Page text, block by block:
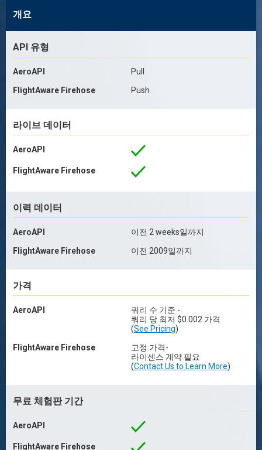
개요
API 유형
AeroAPI
Pull
FlightAware Firehose
Push
라이브 데이터
AeroAPI
FlightAware Firehose
이력 데이터
AeroAPI
이전 2 weeks일까지
FlightAware Firehose
이전 2009일까지
가격
AeroAPI
쿼리 수 기준 -
쿼리 당 최저 $0.002 가격
(See Pricing)
FlightAware Firehose
고정 가격-
라이센스 계약 필요
(Contact Us to Learn More)
무료 체험판 기간
AeroAPI
FlightAware Firehose